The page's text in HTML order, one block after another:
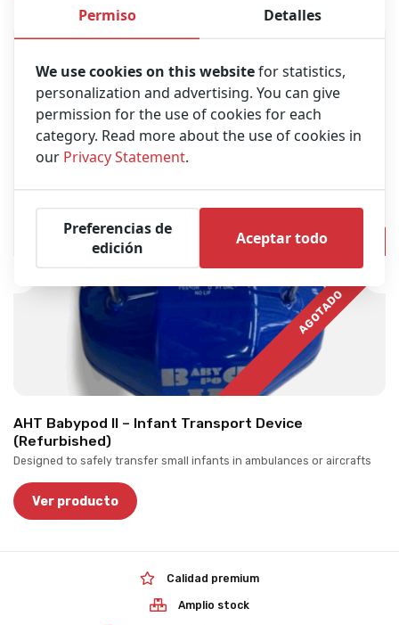
AGOTADO
AHT Babypod II – Infant Transport Device
(Refurbished)
Designed to safely transfer small infants in ambulances or aircrafts
Ver producto
Calidad premium
Amplio stock
Permiso Detalles
We use cookies on this websitefor statistics,
personalization and advertising. You can give
permission for the use of cookies for each
category. Read more about the use of cookies in
our Privacy Statement.
Preferencias de
edición
Aceptar todo